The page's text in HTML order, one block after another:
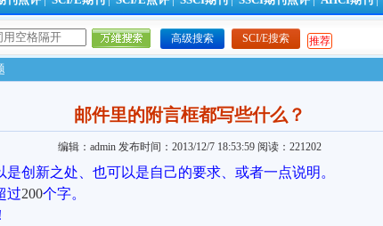
高级搜索 SCI/E搜索 推荐
邮件里的附言框都写些什么？
编辑：admin 发布时间：2013/12/7 18:53:59 阅读：221202
创新之处、也可以是自己的要求、或者一点说明。
过200个字。